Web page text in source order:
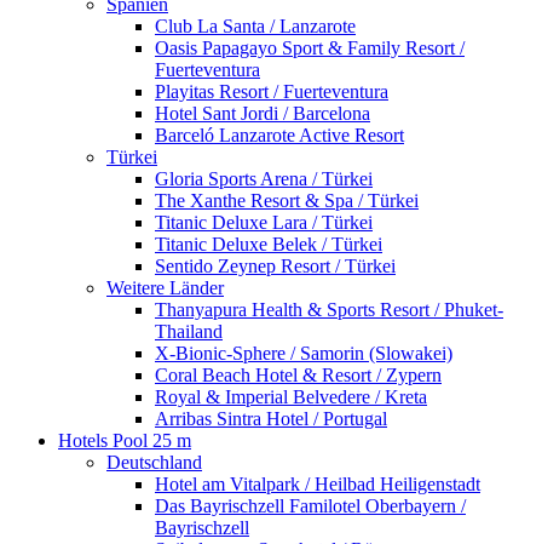
Club La Santa / Lanzarote
Oasis Papagayo Sport & Family Resort /
Fuerteventura
Playitas Resort / Fuerteventura
Hotel Sant Jordi / Barcelona
Barceló Lanzarote Active Resort
Türkei
Gloria Sports Arena / Türkei
The Xanthe Resort & Spa / Türkei
Titanic Deluxe Lara / Türkei
Titanic Deluxe Belek / Türkei
Sentido Zeynep Resort / Türkei
Weitere Länder
Thanyapura Health & Sports Resort / Phuket-
Thailand
X-Bionic-Sphere / Samorin (Slowakei)
Coral Beach Hotel & Resort / Zypern
Royal & Imperial Belvedere / Kreta
Arribas Sintra Hotel / Portugal
Hotels Pool 25 m
Deutschland
Hotel am Vitalpark / Heilbad Heiligenstadt
Das Bayrischzell Familotel Oberbayern /
Bayrischzell